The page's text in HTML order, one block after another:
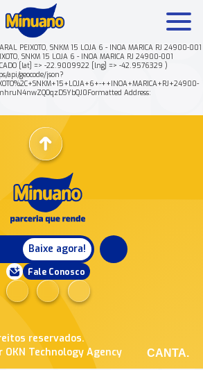
PEIXOTO, SNKM 15 LOJA 6 - INOA MARICA RJ 24900-001
SNKM 15 LOJA 6 - INOA MARICA RJ 24900-001
[lat] => -22.9009922 [lng] => -42.9576329 )
api/geocode/json?
++INOA+MARICA+RJ+24900-
Address:
Baixe agora!
Fale Conosco
reservados.
OKN Technology Agency
CANTA.
Minuano Rende +